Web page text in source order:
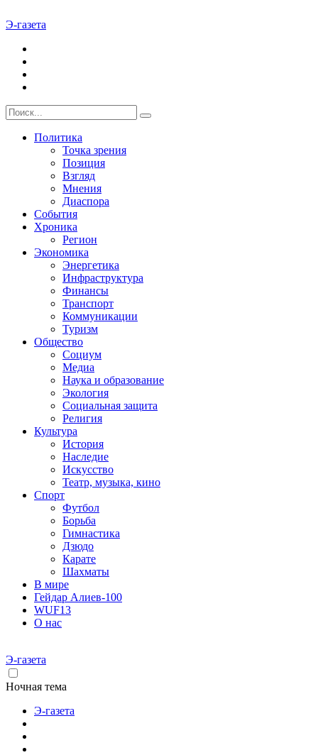
Э-газета
Политика
Точка зрения
Позиция
Взгляд
Мнения
Диаспора
События
Хроника
Регион
Экономика
Энергетика
Инфраструктура
Финансы
Транспорт
Коммуникации
Туризм
Общество
Социум
Медиа
Наука и образование
Экология
Социальная защита
Религия
Культура
История
Наследие
Искусство
Театр, музыка, кино
Спорт
Футбол
Борьба
Гимнастика
Дзюдо
Карате
Шахматы
В мире
Гейдар Алиев-100
WUF13
О нас
Э-газета
Ночная тема
Э-газета